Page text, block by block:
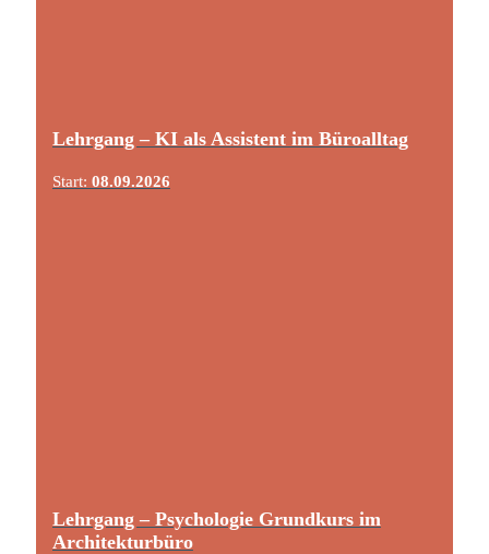
Lehrgang – KI als Assistent im Büroalltag
Start: 08.09.2026
Lehrgang – Psychologie Grundkurs im
Architekturbüro